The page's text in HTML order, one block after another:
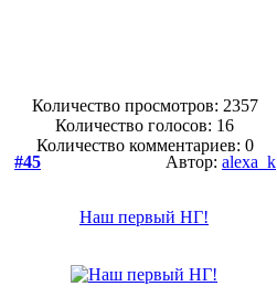
Количество просмотров: 2357
Количество голосов: 16
Количество комментариев: 0
#45
Автор: alexa_k
Наш первый НГ!